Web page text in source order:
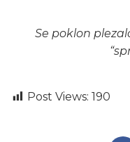
Se poklon
Post Views: 190